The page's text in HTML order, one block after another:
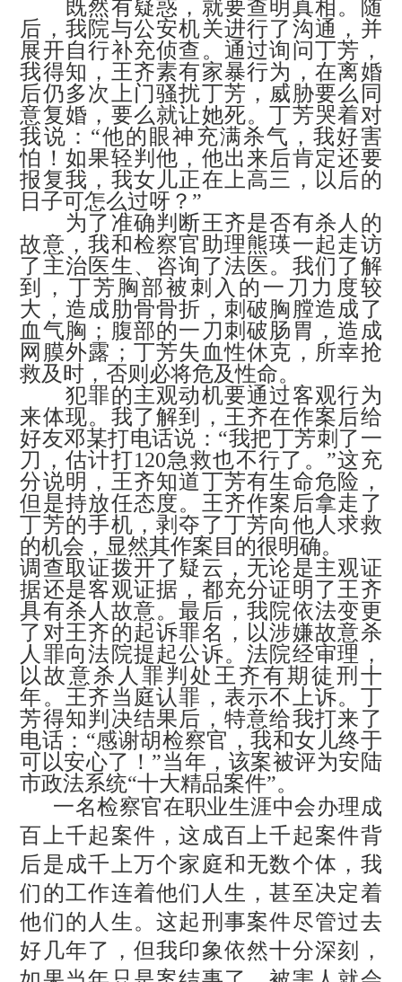
既然有疑惑，就要查明真相。随
后，我院与公安机关进行了沟通，并
展开自行补充侦查。通过询问丁芳，
我得知，王齐素有家暴行为，在离婚
后仍多次上门骚扰丁芳，威胁要么同
意复婚，要么就让她死。丁芳哭着对
我说： “他的眼神充满杀气，我好害
怕！如果轻判他，他出来后肯定还要
报复我，我女儿正在上高三，以后的
日子可怎么过呀？”
为了准确判断王齐是否有杀人的
故意，我和检察官助理熊瑛一起走访
了主治医生、咨询了法医。我们了解
到，丁芳胸部被刺入的一刀力度较
大，造成肋骨骨折，刺破胸膛造成了
血气胸；腹部的一刀刺破肠胃，造成
网膜外露；丁芳失血性休克，所幸抢
救及时，否则必将危及性命。
犯罪的主观动机要通过客观行为
来体现。我了解到，王齐在作案后给
好友邓某打电话说： “我把丁芳刺了一
刀，估计打120急救也不行了。”这充
分说明，王齐知道丁芳有生命危险，
但是持放任态度。王齐作案后拿走了
丁芳的手机，剥夺了丁芳向他人求救
的机会，显然其作案目的很明确。
调查取证拨开了疑云，无论是主观证
据还是客观证据，都充分证明了王齐
具有杀人故意。最后，我院依法变更
了对王齐的起诉罪名，以涉嫌故意杀
人罪向法院提起公诉。法院经审理，
以故意杀人罪判处王齐有期徒刑十
年。王齐当庭认罪，表示不上诉。丁
芳得知判决结果后，特意给我打来了
电话： “感谢胡检察官，我和女儿终于
可以安心了！”当年，该案被评为安陆
市政法系统“十大精品案件”。
一名检察官在职业生涯中会办理成
百上千起案件，这成百上千起案件背
后是成千上万个家庭和无数个体，我
们的工作连着他们人生，甚至决定着
他们的人生。这起刑事案件尽管过去
好几年了，但我印象依然十分深刻，